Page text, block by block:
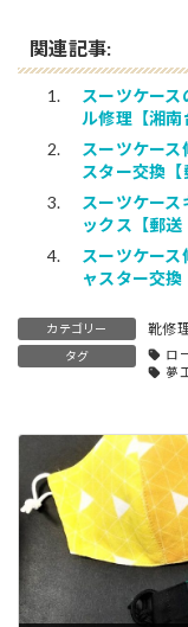
関連記事:
スーツケー
ル修理【湘南
スーツケー
スター交換【
スーツケー
ックス【郵送
スーツケー
ャスター交換
カテゴリー 靴修
タグ ロ
夢